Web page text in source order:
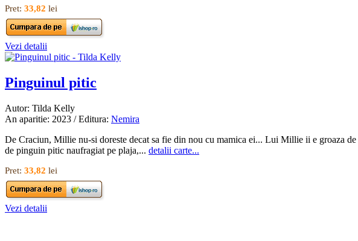
Pret: 33,82 lei
Vezi detalii
Pinguinul pitic
Autor: Tilda Kelly
An aparitie: 2023 / Editura: Nemira
De Craciun, Millie nu-si doreste decat sa fie din nou cu mamica ei... Lui Millie ii e groaza
de pinguin pitic naufragiat pe plaja,... detalii carte...
Pret: 33,82 lei
Vezi detalii